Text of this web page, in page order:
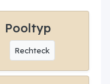
Pooltyp
Rechteck